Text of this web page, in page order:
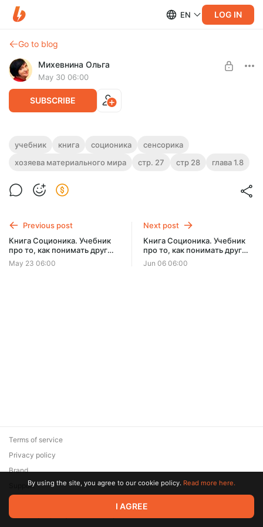
EN LOG IN
Go to blog
Михевнина Ольга
May 30 06:00
SUBSCRIBE
Книга Соционика. Учебник про то, как
понимать друг друга. Глава 1.8
Level required:
учебник книга соционика
сенсорика
хозяева материального мира
стр. 27 стр 28 глава 1.8
Previous post
Книга Соционика. Учебник
про то, как понимать друг
друга. Глава 1.7
May 23 06:00
Next post
Книга Соционика. Учебник
про то, как понимать друг
друга. Глава 1.9
Jun 06 06:00
© 2026 Zaya Solutions Limited. All rights reserved. All trademarks
are the property of their respective owners.
Terms of service
Privacy policy
Brand
SupportBy using the site, you agree to our cookie policy. Read more here.
I AGREE